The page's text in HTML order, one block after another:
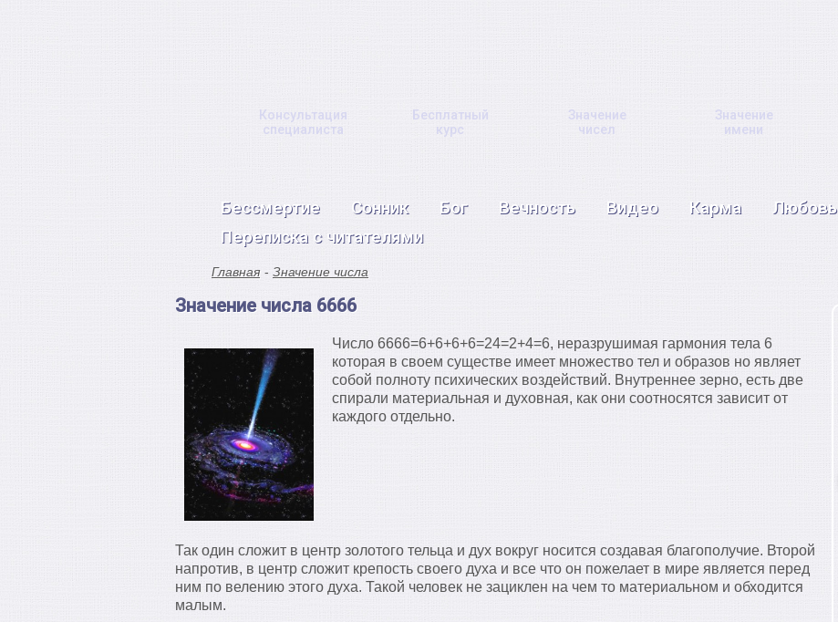
Консультация
специалиста
Бесплатный
курс
Значение
чисел
Значение
имени
Бессмертие Сонник Бог Вечность Видео Карма
Любовь
Переписка с читателями
Главная Значение числа
Значение числа 6666
Число 6666=6+6+6+6=24=2+4=6, неразрушимая гармония тела 6
которая в своем существе имеет множество тел и образов но являет
собой полноту психических воздействий. Внутреннее зерно, есть две
спирали материальная и духовная, как они соотносятся зависит от
каждого отдельно.
Так один сложит в центр золотого тельца и дух вокруг носится создавая благополучие. Второй
напротив, в центр сложит крепость своего духа и все что он пожелает в мире является перед
ним по велению этого духа. Такой человек не зациклен на чем то материальном и обходится
малым.